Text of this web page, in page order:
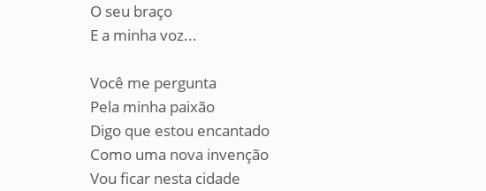
O seu braço
E a minha voz...
Você me pergunta
Pela minha paixão
Digo que estou encantado
Como uma nova invenção
Vou ficar nesta cidade